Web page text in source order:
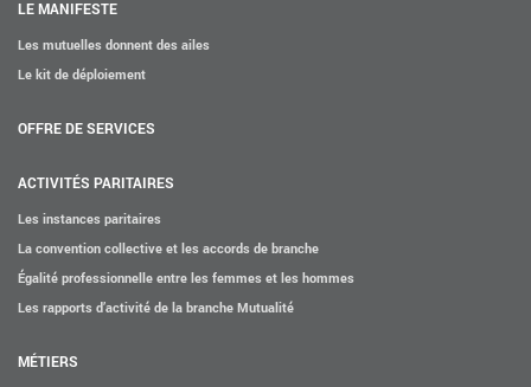
LE MANIFESTE
Les mutuelles donnent des ailes
Le kit de déploiement
OFFRE DE SERVICES
ACTIVITÉS PARITAIRES
Les instances paritaires
La convention collective et les accords de branche
Égalité professionnelle entre les femmes et les hommes
Les rapports d’activité de la branche Mutualité
MÉTIERS